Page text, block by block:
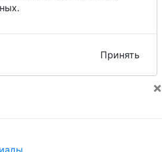
Принять
×